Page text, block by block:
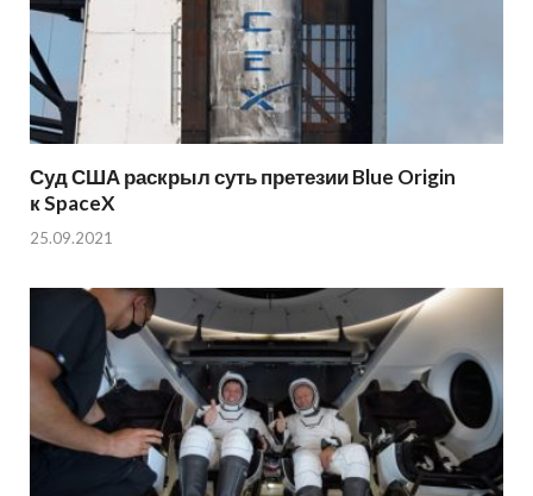
Суд США раскрыл суть претезии Blue Origin
к SpaceX
25.09.2021